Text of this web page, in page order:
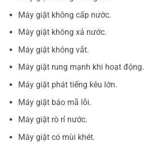
Máy giặt không cấp nước.
Máy giặt không xả nước.
Máy giặt không vắt.
Máy giặt rung mạnh khi hoạt động.
Máy giặt phát tiếng kêu lớn.
Máy giặt báo mã lỗi.
Máy giặt rò rỉ nước.
Máy giặt có mùi khét.